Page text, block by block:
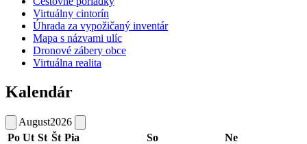
Virtuálny cintorín
Úhrada za vypožičaný inventár
Mapa s názvami ulíc
Dronové zábery obce
Virtuálna realita
Kalendár
August2026
Po Ut St Št Pia So
Ne